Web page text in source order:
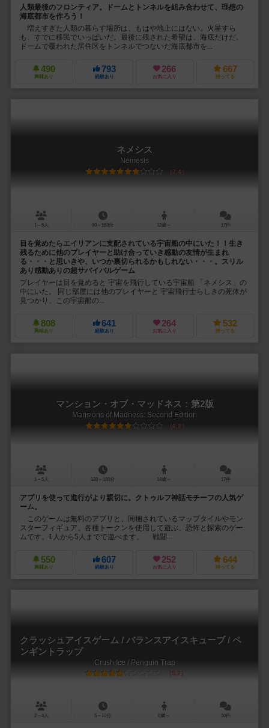
人類最後のフロンティア。ドームとトンネルを組み合わせて、理想の
海底都市を作ろう！
増えすぎた人類の暮らす場所は、もはや地上にはない。火星すら
も、すでに移民でいっぱいだ。最後に残された希望は、海底だけだ。
ドームで覆われた居住区をトンネルでつないだ海底都市を...
490
興味あり
793
経験あり
266
お気に入り
667
持ってる
ネメシス
Nemesis
7.4
1～5人 90～180分 12歳～ 17件
目を覚めたらエイリアンに支配されている宇宙船の中にいた！！生き
残るために他のプレイヤーと助け合っていき感動の友情が生まれ
る・・・と思いきや、いつか裏切られるかもしれない・・・。スリル
あり感動ありの超サバイバルゲーム
プレイヤーは目を覚めると 宇宙を飛行している宇宙船 「ネメシス」の
中にいた。 同じ部屋には他のプレイヤーと 宇宙飛行士らしきの死体が
見つかり、この宇宙船の...
808
興味あり
641
経験あり
264
お気に入り
532
持ってる
マンション・オブ・マッドネス：第2版
Mansions of Madness: Second Edition
6.8
1～5人 120～180分 14歳～ 17件
アプリを使って進行がより親切に。クトゥルフ神話モチーフの人気ゲ
ーム。
このゲームは無料のアプリと、同梱されているマップタイルやモン
スターフィギュア、各種トークンを使用して遊ぶ、恐怖と探索のゲー
ムです。1人から5人までで遊べます。 戦闘...
550
興味あり
607
経験あり
252
お気に入り
644
持ってる
クラッシュアイスゲーム / バランスアイスキューブ / ペ
ンギントラップ
Crush Ice / Penguin Trap
5.7
2～4人 5～10分 6歳～ 30件